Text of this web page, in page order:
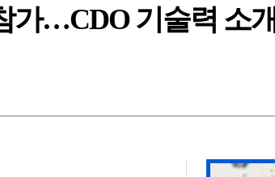
가…CDO 기술력 소개